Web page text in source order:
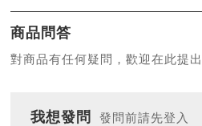
商品問答
對商品有任何疑問，歡迎在此提
我想發問 發問前請先登入